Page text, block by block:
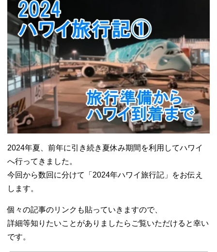
2024年夏、前年に引き続き夏休み期間を利用してハワイ
へ行ってきました。
今回から数回に分けて「2024年ハワイ旅行記」をお伝え
します。
個々の記事のリンクも貼っていきますので、
詳細等知りたいことがありましたらご覧いただけると幸い
です。